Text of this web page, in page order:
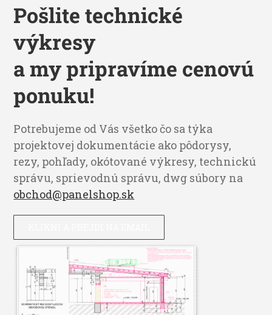
Pošlite technické
výkresy
a my pripravíme cenovú
ponuku!
Potrebujeme od Vás všetko čo sa týka
projektovej dokumentácie ako pôdorysy,
rezy, pohľady, okótované výkresy, technickú
správu, sprievodnú správu, dwg súbory na
obchod@panelshop.sk